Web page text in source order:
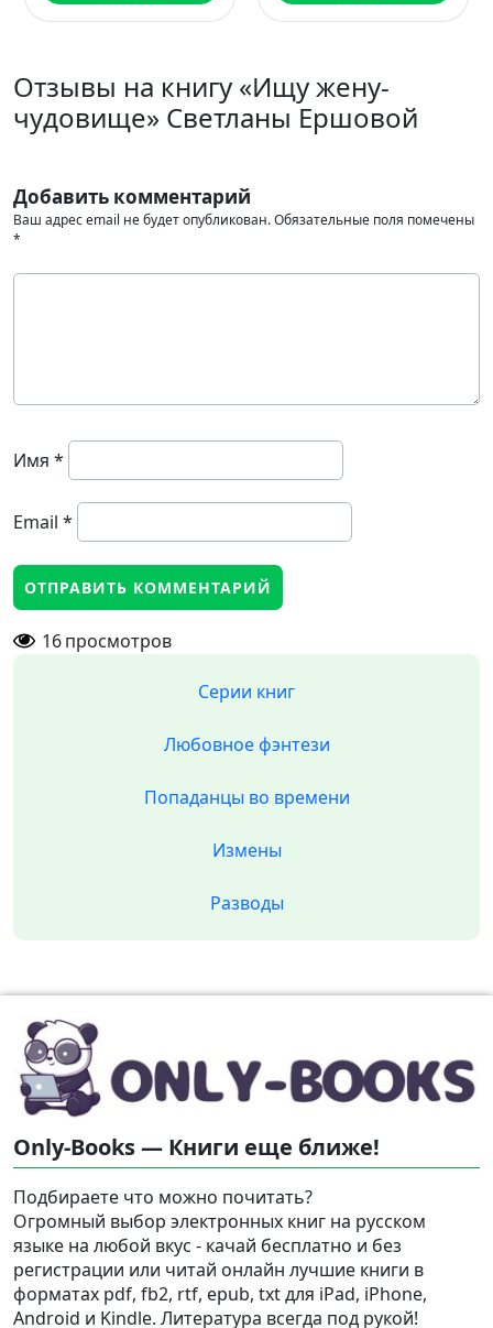
Отзывы на книгу «Ищу жену-
чудовище» Светланы Ершовой
Добавить комментарий
Ваш адрес email не будет опубликован.Обязательные поля помечены
*
Имя *
Email *
16просмотров
Серии книг
Любовное фэнтези
Попаданцы во времени
Измены
Разводы
Only-Books — Книги еще ближе!
Подбираете что можно почитать?
Огромный выбор электронных книг на русском
языке на любой вкус - качай бесплатно и без
регистрации или читай онлайн лучшие книги в
форматах pdf, fb2, rtf, epub, txt для iPad, iPhone,
Android и Kindle. Литература всегда под рукой!